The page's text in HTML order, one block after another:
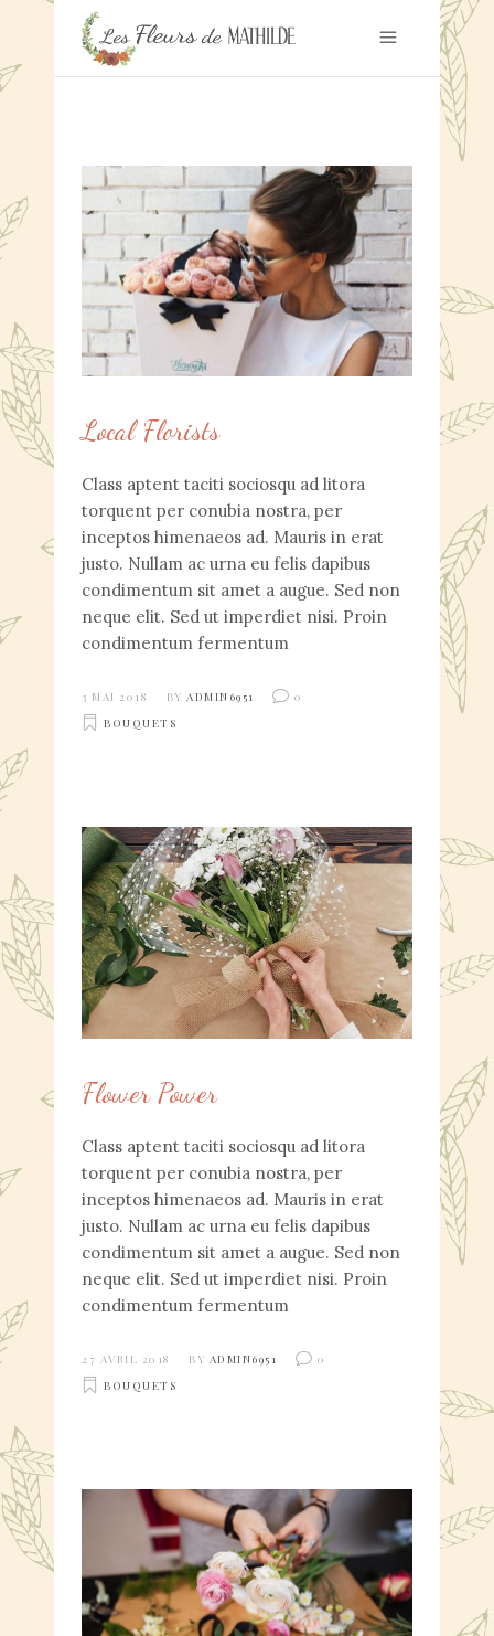
Local Florists
Class aptent taciti sociosqu ad litora
torquent per conubia nostra, per
inceptos himenaeos ad. Mauris in erat
justo. Nullam ac urna eu felis dapibus
condimentum sit amet a augue. Sed non
neque elit. Sed ut imperdiet nisi. Proin
condimentum fermentum
3 MAI 2018 BY ADMIN6951
0
BOUQUETS
Flower Power
Class aptent taciti sociosqu ad litora
torquent per conubia nostra, per
inceptos himenaeos ad. Mauris in erat
justo. Nullam ac urna eu felis dapibus
condimentum sit amet a augue. Sed non
neque elit. Sed ut imperdiet nisi. Proin
condimentum fermentum
27 AVRIL 2018 BY ADMIN6951
0
BOUQUETS